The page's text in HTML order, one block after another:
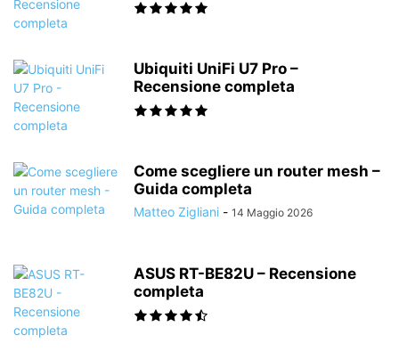
Ubiquiti UniFi U7 Pro –
Recensione completa
Come scegliere un router mesh –
Guida completa
Matteo Zigliani - 14 Maggio 2026
ASUS RT-BE82U – Recensione
completa